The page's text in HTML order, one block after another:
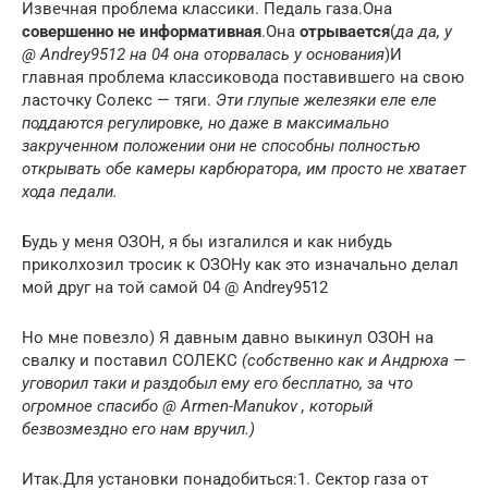
Извечная проблема классики. Педаль газа.Она
совершенно не информативная.Она отрывается(да да, у
@ Andrey9512 на 04 она оторвалась у основания)И
главная проблема классиковода поставившего на свою
ласточку Солекс — тяги. Эти глупые железяки еле еле
поддаются регулировке, но даже в максимально
закрученном положении они не способны полностью
открывать обе камеры карбюратора, им просто не хватает
хода педали.
Будь у меня ОЗОН, я бы изгалился и как нибудь
приколхозил тросик к ОЗОНу как это изначально делал
мой друг на той самой 04 @ Andrey9512
Но мне повезло) Я давным давно выкинул ОЗОН на
свалку и поставил СОЛЕКС (собственно как и Андрюха —
уговорил таки и раздобыл ему его бесплатно, за что
огромное спасибо @ Armen-Manukov , который
безвозмездно его нам вручил.)
Итак.Для установки понадобиться:1. Сектор газа от